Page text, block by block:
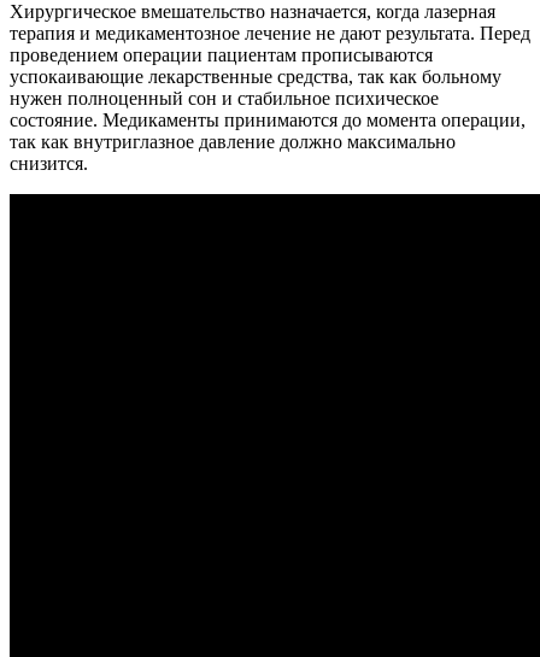
Хирургическое вмешательство назначается, когда лазерная
терапия и медикаментозное лечение не дают результата. Перед
проведением операции пациентам прописываются
успокаивающие лекарственные средства, так как больному
нужен полноценный сон и стабильное психическое
состояние. Медикаменты принимаются до момента операции,
так как внутриглазное давление должно максимально
снизится.